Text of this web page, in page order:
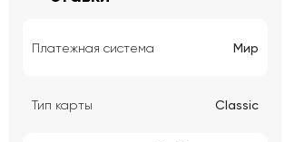
Платежная система Мир
Тип карты Classic